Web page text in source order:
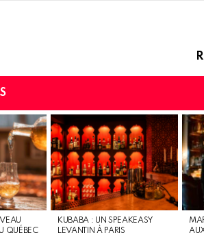
QUÉBEC
KUBABA : UN SPEAKEASY
LEVANTIN À PARIS